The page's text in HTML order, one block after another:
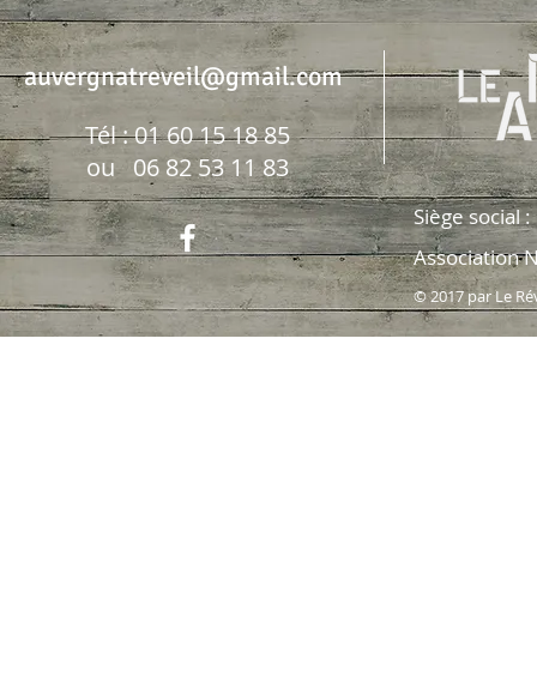
auvergnatreveil@gmail.com
Tél : 01 60 15 18 85
ou 06 82 53 11 83
Siège social
Association
© 2017 par Le